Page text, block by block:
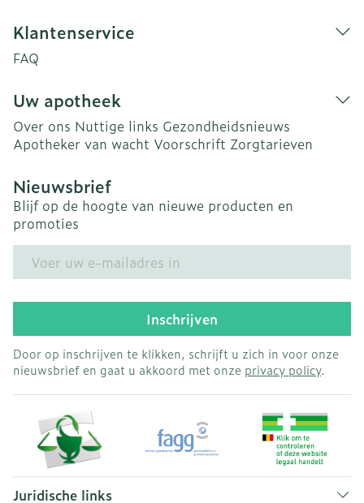
Klantenservice
FAQ
Uw apotheek
Over ons Nuttige links Gezondheidsnieuws
Apotheker van wacht Voorschrift Zorgtarieven
Nieuwsbrief
Blijf op de hoogte van nieuwe producten en
promoties
Inschrijven
Door op inschrijven te klikken, schrijft u zich in voor onze
nieuwsbrief en gaat u akkoord met onze privacy policy.
Juridische links